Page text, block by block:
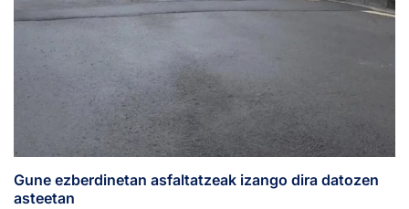
Gune ezberdinetan asfaltatzeak izango dira datozen
asteetan